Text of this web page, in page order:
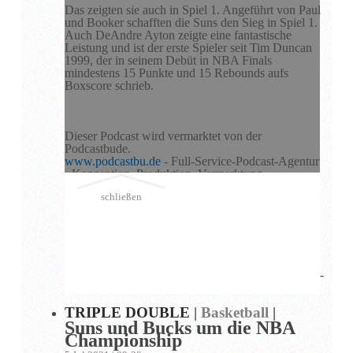
Das zeigten sie auch in Spiel 1. Angeführt von Paul
und Booker schafften die Suns den Sieg in Spiel 1.
Auch DeAndre Ayton zeigte eine fantastische
Leistung und ist der erste Spieler seit Tim Duncan
1999, der in seinem Debüt in NBA Finals
mindestens 15 Punkte und 15 Rebounds aufs
Boxscore schrieb.
Dieser Podcast wird vermarktet von der
Podcastbude.
www.podcastbu.de - Full-Service-Podcast-Agentur
- Konzeption, Produktion, Vermarktung,
kostenlosen Podcast-Hosting-Angeboten. kostenlos-
schließen
TRIPLE DOUBLE |Basketball |
Suns und Bucks um die NBA
Championship